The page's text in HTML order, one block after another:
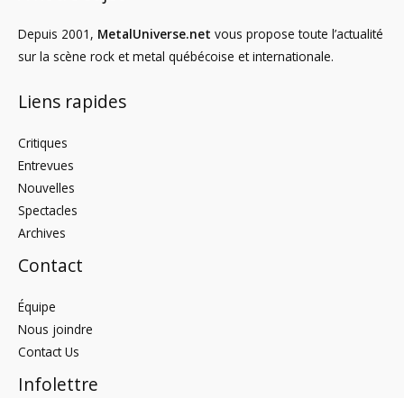
Depuis 2001, MetalUniverse.net vous propose toute l’actualité
sur la scène rock et metal québécoise et internationale.
Liens rapides
Critiques
Entrevues
Nouvelles
Spectacles
Archives
Contact
Équipe
Nous joindre
Contact Us
Infolettre